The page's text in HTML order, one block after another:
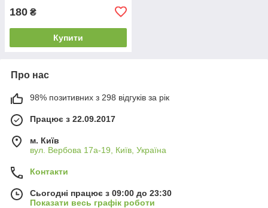
180 ₴
Купити
Про нас
98% позитивних з 298 відгуків за рік
Працює з 22.09.2017
м. Київ
вул. Вербова 17а-19, Київ, Україна
Контакти
Сьогодні працює з 09:00 до 23:30
Показати весь графік роботи